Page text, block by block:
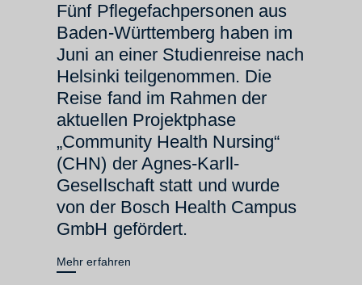
Fünf Pflegefachpersonen aus
Baden-Württemberg haben im
Juni an einer Studienreise nach
Helsinki teilgenommen. Die
Reise fand im Rahmen der
aktuellen Projektphase
„Community Health Nursing“
(CHN) der Agnes-Karll-
Gesellschaft statt und wurde
von der Bosch Health Campus
GmbH gefördert.
Mehr erfahren